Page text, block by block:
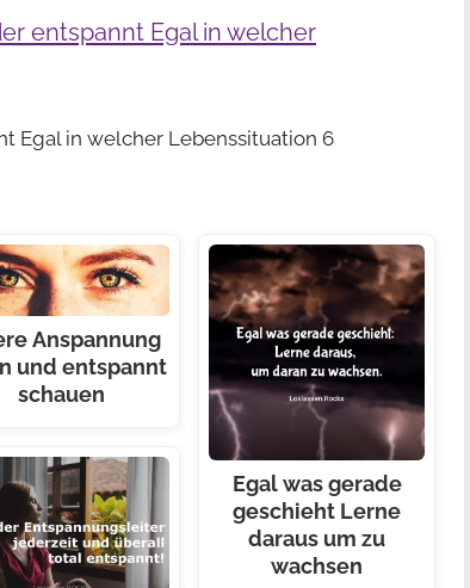
Egal in welcher Lebenssituation 6
Anspannung
und entspannt
schauen
Egal was gerade
geschieht Lerne
daraus um zu
wachsen